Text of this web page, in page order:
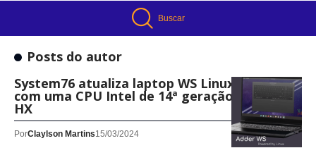
Buscar
Posts do autor
System76 atualiza laptop WS Linux Adder
com uma CPU Intel de 14ª geração de classe
HX
PorClaylson Martins15/03/2024